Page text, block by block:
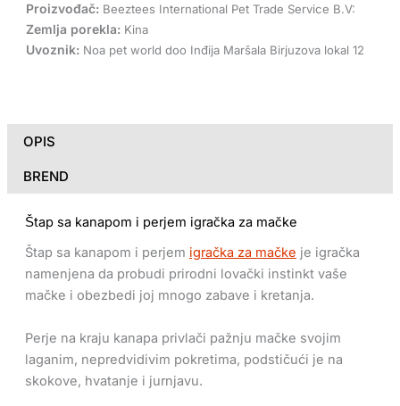
Proizvođač: Beeztees International Pet Trade Service B.V:
Zemlja porekla: Kina
Uvoznik: Noa pet world doo Inđija Maršala Birjuzova lokal 12
OPIS
BREND
Štap sa kanapom i perjem igračka za mačke
Štap sa kanapom i perjem igračka za mačke je igračka
namenjena da probudi prirodni lovački instinkt vaše
mačke i obezbedi joj mnogo zabave i kretanja.
Perje na kraju kanapa privlači pažnju mačke svojim
laganim, nepredvidivim pokretima, podstičući je na
skokove, hvatanje i jurnjavu.